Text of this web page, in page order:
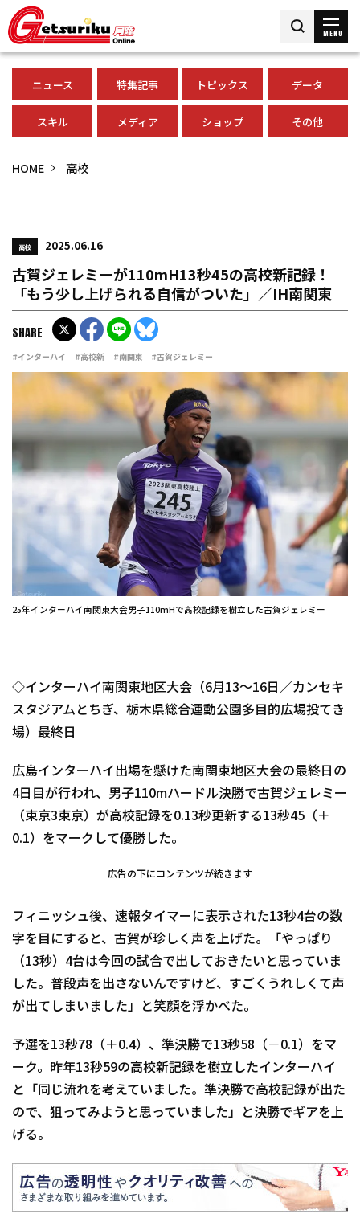
MENU
ニュース 特集記事 トピックス データ
スキル メディア ショップ その他
HOME 高校
高校 2025.06.16
古賀ジェレミーが110mH13秒45の高校新記録！
「もう少し上げられる自信がついた」／IH南関東
#インターハイ #高校新 #南関東 #古賀ジェレミー
SHARE
25年インターハイ南関東大会男子110mHで高校記録を樹立した古賀ジェレミー
◇インターハイ南関東地区大会（6月13～16日／カンセキ
スタジアムとちぎ、栃木県総合運動公園多目的広場投てき
場）最終日
広島インターハイ出場を懸けた南関東地区大会の最終日の
4日目が行われ、男子110mハードル決勝で古賀ジェレミー
（東京3東京）が高校記録を0.13秒更新する13秒45（＋
0.1）をマークして優勝した。
広告の下にコンテンツが続きます
フィニッシュ後、速報タイマーに表示された13秒4台の数
字を目にすると、古賀が珍しく声を上げた。「やっぱり
（13秒）4台は今回の試合で出しておきたいと思っていま
した。普段声を出さないんですけど、すごくうれしくて声
が出てしまいました」と笑顔を浮かべた。
予選を13秒78（＋0.4）、準決勝で13秒58（－0.1）をマ
ーク。昨年13秒59の高校新記録を樹立したインターハイ
と「同じ流れを考えていました。準決勝で高校記録が出た
ので、狙ってみようと思っていました」と決勝でギアを上
げる。